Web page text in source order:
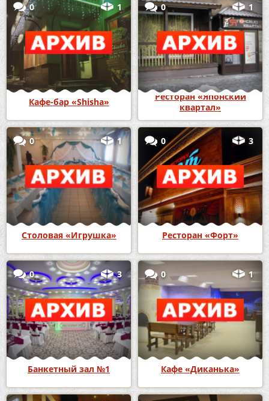
0 1
Кафе-бар «Shisha»
0 1
Ресторан «Японский
квартал»
0 1
Столовая «Игрушка»
0 3
Ресторан «Форт»
0 3
Банкетный зал №1
0 1
Кафе «Диканька»